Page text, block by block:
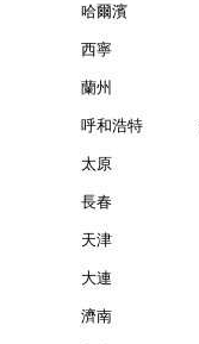
哈爾濱
西寧
蘭州
呼和浩特
太原
長春
天津
大連
濟南